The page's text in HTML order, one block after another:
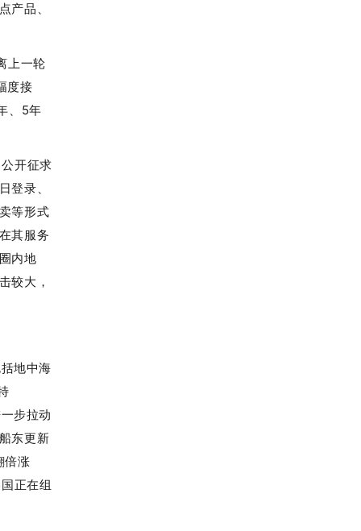
产品、
上一轮
度接
、5年
开征求
登录、
等形式
其服务
内地
较大，
地中海
步拉动
东更新
倍涨
正在组